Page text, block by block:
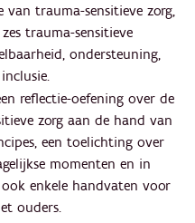
van trauma-sensitieve zorg,
trauma-sensitieve
ondersteuning,
reflectie-oefening over de
zorg aan de hand van
een toelichting over
momenten en in
enkele handvaten voor
ouders.